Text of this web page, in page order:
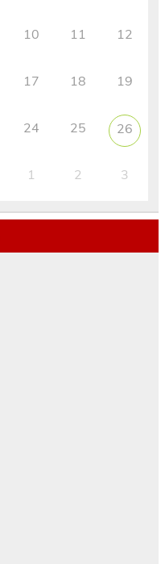
10 11 12
17 18 19
24 25 26
1 2 3